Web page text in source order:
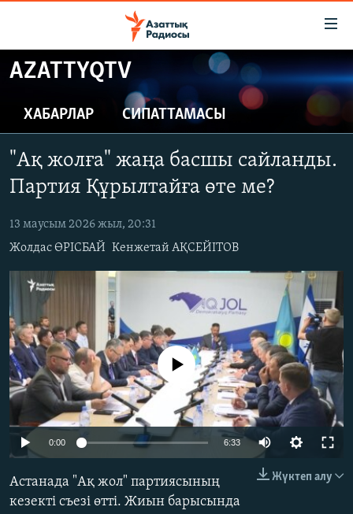
Skip
to
content
main
Navigation
Skip
to
ЖАҢАЛЫҚТАР
САЯСАТ
ҚАҢТАР ОҚИҒАСЫ
АДАМ ҚҰҚЫҚТАРЫ
ӘЛЕУМЕТ
ӘЛЕМ
АРНАЙЫ ЖОБАЛАР
Русский
ЖАЗЫЛЫҢЫЗ
Басқа тілдерде
AZATTYQTV
ХАБАРЛАР СИПАТТАМАСЫ
"Ақ жолға" жаңа басшы сайланды.
Партия Құрылтайға өте ме?
13 маусым 2026 жыл, 20:31
Жолдас ӨРІСБАЙ Кенжетай АҚСЕЙІТОВ
No media source currently available
0:00 6:33
Жүктеп алу
Астанада "Ақ жол" партиясының
кезекті съезі өтті. Жиын барысында